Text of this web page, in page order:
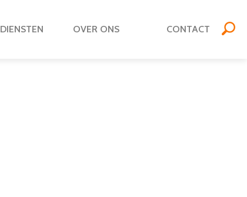
DIENSTEN OVER ONS CONTACT